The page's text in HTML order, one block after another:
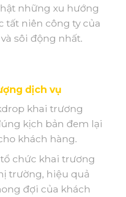
những xu hướng
tất niên công ty của
sôi động nhất.
dịch vụ
khai trương
kịch bản đem lại
khách hàng.
chức khai trương
trường, hiệu quả
đợi của khách